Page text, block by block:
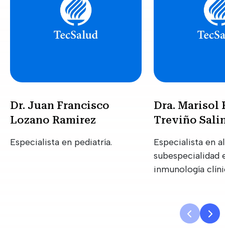
Dr. Juan Francisco
Lozano Ramirez
Especialista en pediatría.
Dra. Marisol
Treviño
Especialista en
subespecialidad
inmunología